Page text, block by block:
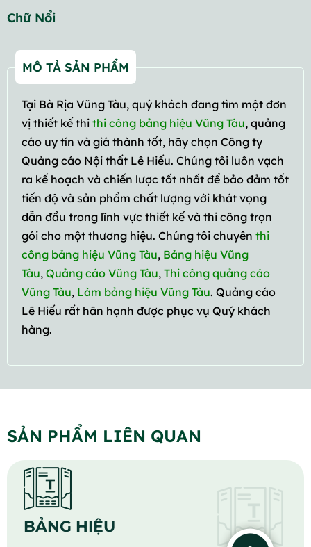
Chữ Nổi
MÔ TẢ SẢN PHẨM
Tại Bà Rịa Vũng Tàu, quý khách đang tìm một đơn
vị thiết kế thi thi công bảng hiệu Vũng Tàu, quảng
cáo uy tín và giá thành tốt, hãy chọn Công ty
Quảng cáo Nội thất Lê Hiếu. Chúng tôi luôn vạch
ra kế hoạch và chiến lược tốt nhất để bảo đảm tốt
tiến độ và sản phẩm chất lượng với khát vọng
dẫn đầu trong lĩnh vực thiết kế và thi công trọn
gói cho một thương hiệu. Chúng tôi chuyên thi
công bảng hiệu Vũng Tàu, Bảng hiệu Vũng
Tàu, Quảng cáo Vũng Tàu, Thi công quảng cáo
Vũng Tàu, Làm bảng hiệu Vũng Tàu. Quảng cáo
Lê Hiếu rất hân hạnh được phục vụ Quý khách
hàng.
SẢN PHẨM LIÊN QUAN
BẢNG HIỆU